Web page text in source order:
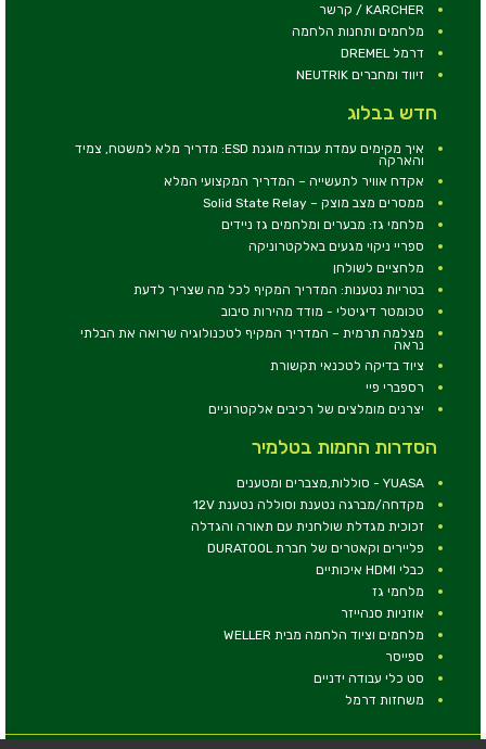
KARCHER / קרשר
מלחמים ותחנות הלחמה
דרמל DREMEL
זיווד ומחברים NEUTRIK
חדש בבלוג
איך מקימים עמדת עבודה מוגנת ESD: מדריך מלא למשטח, צמיד
והארקה
אקדח אוויר לתעשייה – המדריך המקצועי המלא
ממסרים מצב מוצק – Solid State Relay
מלחמי גז: מבערים ומלחמים גז ניידים
ספריי ניקוי מגעים באלקטרוניקה
מלחציים לשולחן
בטריות נטענות: המדריך המקיף לכל מה שצריך לדעת
טכומטר דיגיטלי - מודד מהירות סיבוב
מצלמה תרמית – המדריך המקיף לטכנולוגיה שרואה את הבלתי
נראה
ציוד בדיקה לטכנאי תקשורת
רספברי פיי
יצרנים מומלצים של רכיבים אלקטרוניים
הסדרות החמות בטלמיר
YUASA - סוללות,מצברים ומטענים
מקדחה/מברגה נטענת וסוללה נטענת 12V
זכוכית מגדלת שולחנית עם תאורה והגדלה
פליירים וקאטרים של חברת DURATOOL
כבלי HDMI איכותיים
מלחמי גז
אוזניות סנהייזר
מלחמים וציוד הלחמה מבית WELLER
ספייסר
סט כלי עבודה ידניים
משחזות דרמל